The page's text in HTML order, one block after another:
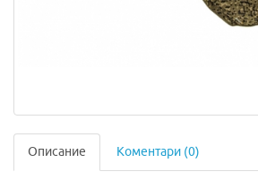
Описание Коментари (0)